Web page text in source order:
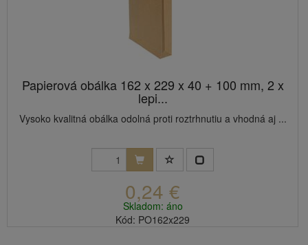
Papierová obálka 162 x 229 x 40 + 100 mm, 2 x
lepi...
Vysoko kvalitná obálka odolná proti roztrhnutiu a vhodná aj ...
0,24 €
Skladom: áno
Kód: PO162x229